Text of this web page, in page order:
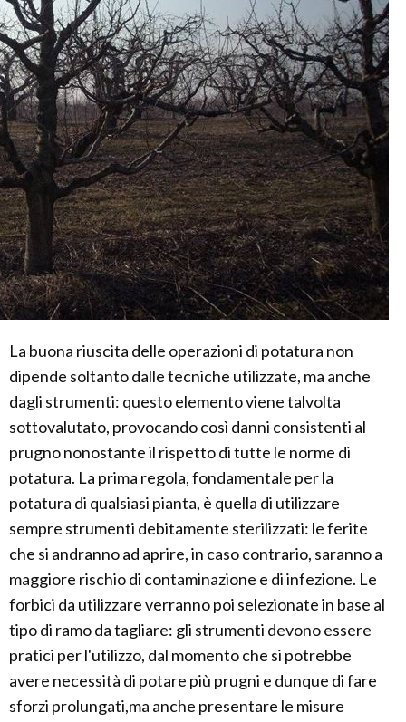
La buona riuscita delle operazioni di potatura non
dipende soltanto dalle tecniche utilizzate, ma anche
dagli strumenti: questo elemento viene talvolta
sottovalutato, provocando così danni consistenti al
prugno nonostante il rispetto di tutte le norme di
potatura. La prima regola, fondamentale per la
potatura di qualsiasi pianta, è quella di utilizzare
sempre strumenti debitamente sterilizzati: le ferite
che si andranno ad aprire, in caso contrario, saranno a
maggiore rischio di contaminazione e di infezione. Le
forbici da utilizzare verranno poi selezionate in base al
tipo di ramo da tagliare: gli strumenti devono essere
pratici per l'utilizzo, dal momento che si potrebbe
avere necessità di potare più prugni e dunque di fare
sforzi prolungati,ma anche presentare le misure